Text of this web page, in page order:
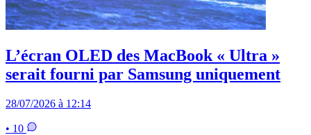
L’écran OLED des MacBook « Ultra »
serait fourni par Samsung uniquement
28/07/2026 à 12:14
• 10